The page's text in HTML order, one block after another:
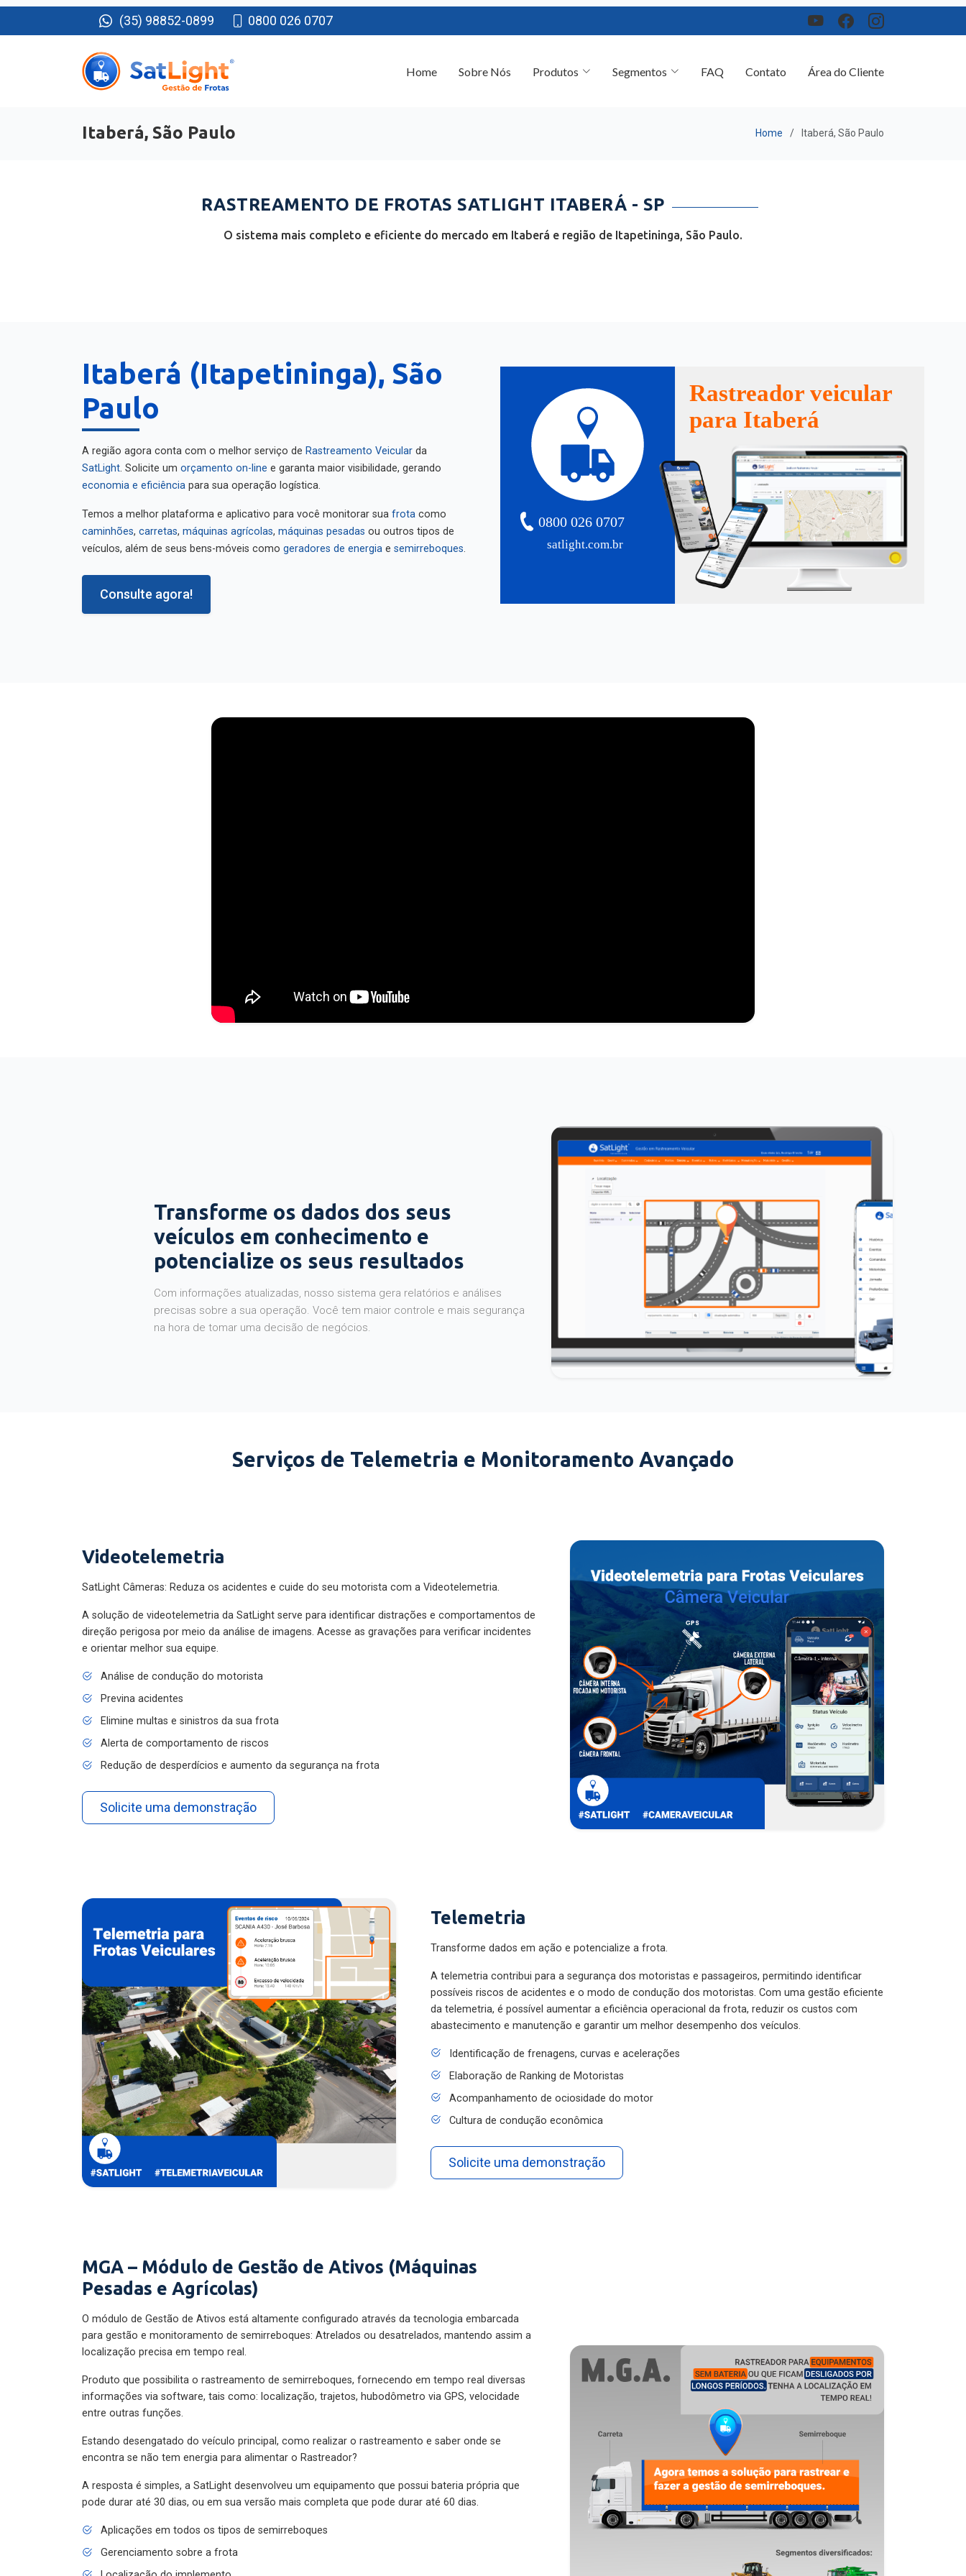
(35) 98852-0899 0800 026 0707
Área do Cliente
Itaberá, São Paulo Home Itaberá, São Paulo
RASTREAMENTO DE FROTAS SATLIGHT ITABERÁ - SP
O sistema mais completo e eficiente do mercado em Itaberá e região de Itapetininga, São Paulo.
Itaberá (Itapetininga), São
Paulo
A região agora conta com o melhor serviço de Rastreamento Veicular da
SatLight . Solicite um orçamento on-line e garanta maior visibilidade, gerando
economia e eficiência para sua operação logística.
Temos a melhor plataforma e aplicativo para você monitorar sua frota como
caminhões carretas máquinas agrícolas máquinas pesadas ou outros tipos de
veículos, além de seus bens-móveis como geradores de energia e semirreboques
Consulte agora!
satlight.com.br
0800 026 0707
Rastreador veicular
para Itaberá
Transforme os dados dos seus
veículos em conhecimento e
potencialize os seus resultados
Com informações atualizadas, nosso sistema gera relatórios e análises
precisas sobre a sua operação. Você tem maior controle e mais segurança
na hora de tomar uma decisão de negócios.
Serviços de Telemetria e Monitoramento Avançado
Videotelemetria
SatLight Câmeras: Reduza os acidentes e cuide do seu motorista com a Videotelemetria.
A solução de videotelemetria da SatLight serve para identificar distrações e comportamentos de
direção perigosa por meio da análise de imagens. Acesse as gravações para verificar incidentes
e orientar melhor sua equipe.
Análise de condução do motorista
Previna acidentes
Elimine multas e sinistros da sua frota
Alerta de comportamento de riscos
Redução de desperdícios e aumento da segurança na frota
Solicite uma demonstração
Telemetria
Transforme dados em ação e potencialize a frota.
A telemetria contribui para a segurança dos motoristas e passageiros, permitindo identificar
possíveis riscos de acidentes e o modo de condução dos motoristas. Com uma gestão eficiente
da telemetria, é possível aumentar a eficiência operacional da frota, reduzir os custos com
abastecimento e manutenção e garantir um melhor desempenho dos veículos.
Identificação de frenagens, curvas e acelerações
Elaboração de Ranking de Motoristas
Acompanhamento de ociosidade do motor
Cultura de condução econômica
Solicite uma demonstração
MGA – Módulo de Gestão de Ativos (Máquinas
Pesadas e Agrícolas)
O módulo de Gestão de Ativos está altamente configurado através da tecnologia embarcada
para gestão e monitoramento de semirreboques: Atrelados ou desatrelados, mantendo assim a
localização precisa em tempo real.
Produto que possibilita o rastreamento de semirreboques, fornecendo em tempo real diversas
informações via software, tais como: localização, trajetos, hubodômetro via GPS, velocidade
entre outras funções.
Estando desengatado do veículo principal, como realizar o rastreamento e saber onde se
encontra se não tem energia para alimentar o Rastreador?
A resposta é simples, a SatLight desenvolveu um equipamento que possui bateria própria que
pode durar até 30 dias, ou em sua versão mais completa que pode durar até 60 dias.
Aplicações em todos os tipos de semirreboques
Gerenciamento sobre a frota
Localização do implemento